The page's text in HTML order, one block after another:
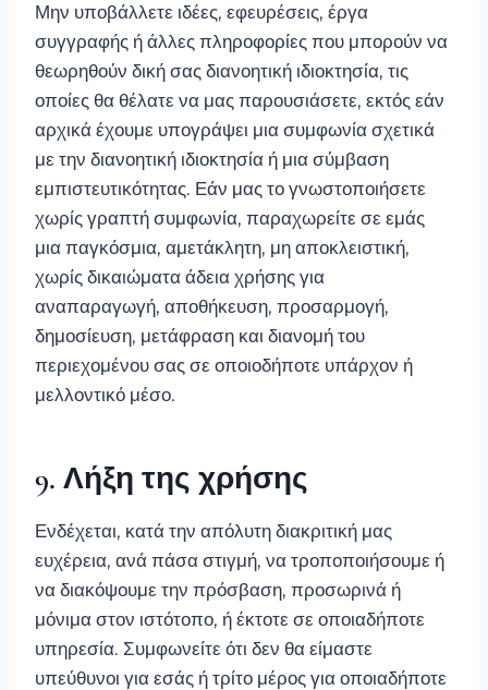
Μην υποβάλλετε ιδέες, εφευρέσεις, έργα
συγγραφής ή άλλες πληροφορίες που μπορούν να
θεωρηθούν δική σας διανοητική ιδιοκτησία, τις
οποίες θα θέλατε να μας παρουσιάσετε, εκτός εάν
αρχικά έχουμε υπογράψει μια συμφωνία σχετικά
με την διανοητική ιδιοκτησία ή μια σύμβαση
εμπιστευτικότητας. Εάν μας το γνωστοποιήσετε
χωρίς γραπτή συμφωνία, παραχωρείτε σε εμάς
μια παγκόσμια, αμετάκλητη, μη αποκλειστική,
χωρίς δικαιώματα άδεια χρήσης για
αναπαραγωγή, αποθήκευση, προσαρμογή,
δημοσίευση, μετάφραση και διανομή του
περιεχομένου σας σε οποιοδήποτε υπάρχον ή
μελλοντικό μέσο.
9. Λήξη της χρήσης
Ενδέχεται, κατά την απόλυτη διακριτική μας
ευχέρεια, ανά πάσα στιγμή, να τροποποιήσουμε ή
να διακόψουμε την πρόσβαση, προσωρινά ή
μόνιμα στον ιστότοπο, ή έκτοτε σε οποιαδήποτε
υπηρεσία. Συμφωνείτε ότι δεν θα είμαστε
υπεύθυνοι για εσάς ή τρίτο μέρος για οποιαδήποτε